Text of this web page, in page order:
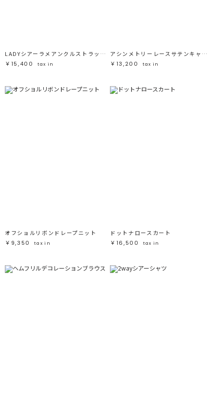
LADYシアーラメアンクルストラップシューズ
￥15,400
tax in
アシンメトリーレースサテンキャミソール
￥13,200
tax in
オフショルリボンドレープニット
￥9,350
tax in
ドットナロースカート
￥16,500
tax in